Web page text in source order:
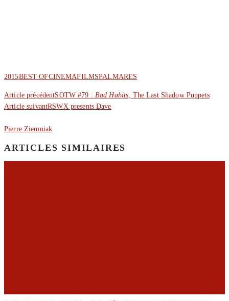
2015BEST OFCINEMAFILMSPALMARES
Article précédentSOTW #79 : Bad Habits, The Last Shadow Puppets
Article suivantRSWX presents Dave
Pierre Ziemniak
ARTICLES SIMILAIRES